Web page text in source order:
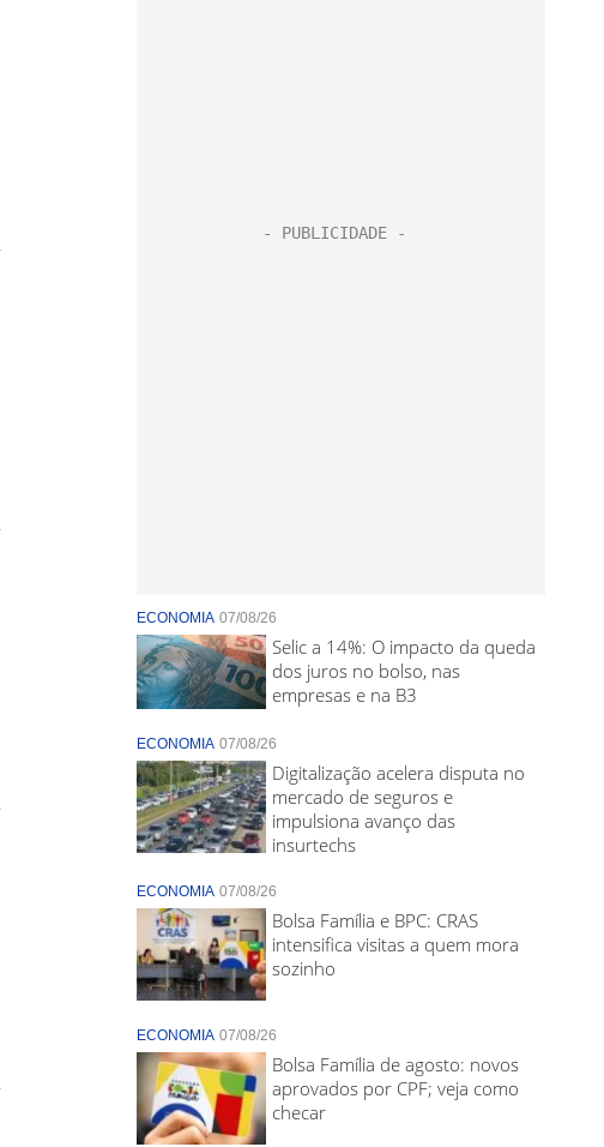
ECONOMIA 07/08/26
Selic a 14%: O impacto da queda
dos juros no bolso, nas
empresas e na B3
ECONOMIA 07/08/26
Digitalização acelera disputa no
mercado de seguros e
impulsiona avanço das
insurtechs
ECONOMIA 07/08/26
Bolsa Família e BPC: CRAS
intensifica visitas a quem mora
sozinho
ECONOMIA 07/08/26
Bolsa Família de agosto: novos
aprovados por CPF; veja como
checar